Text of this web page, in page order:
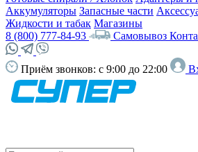
Аккумуляторы Запасные части
Жидкости и табак Магазины
8 (800) 777-84-93
Самовывоз
Приём звонков: с 9:00 до 22:00